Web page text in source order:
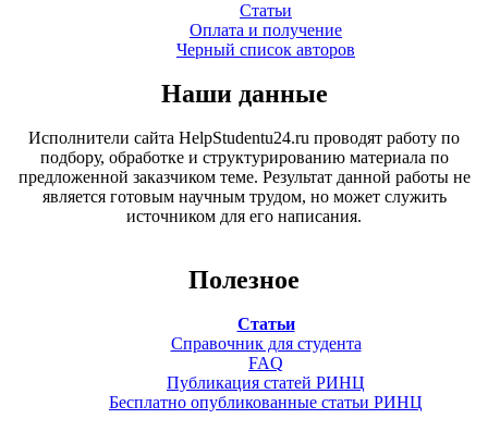
Статьи
Оплата и получение
Черный список авторов
Наши данные
Исполнители сайта HelpStudentu24.ru проводят работу по
подбору, обработке и структурированию материала по
предложенной заказчиком теме. Результат данной работы не
является готовым научным трудом, но может служить
источником для его написания.
Полезное
Статьи
Справочник для студента
FAQ
Публикация статей РИНЦ
Бесплатно опубликованные статьи РИНЦ